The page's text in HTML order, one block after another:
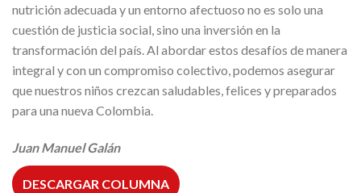
nutrición adecuada y un entorno afectuoso no es solo una
cuestión de justicia social, sino una inversión en la
transformación del país. Al abordar estos desafíos de manera
integral y con un compromiso colectivo, podemos asegurar
que nuestros niños crezcan saludables, felices y preparados
para una nueva Colombia.
Juan Manuel Galán
DESCARGAR COLUMNA